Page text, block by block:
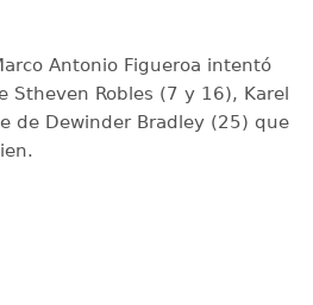
Antonio Figueroa intentó
Stheven Robles (7 y 16), Karel
de Dewinder Bradley (25) que